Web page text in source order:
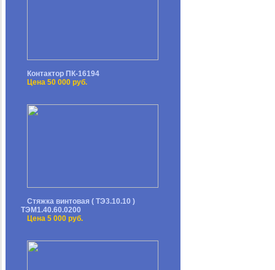
Контактор ПК-16194
Цена 50 000 руб.
Стяжка винтовая ( ТЭ3.10.10 )
ТЭМ1.40.60.0200
Цена 5 000 руб.